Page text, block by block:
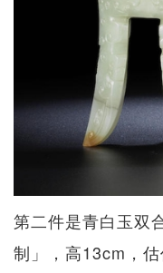
第二件是青白玉双
制」，高13cm，